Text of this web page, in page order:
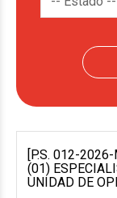
[P.S. 012-
(01)
UNIDAD DE